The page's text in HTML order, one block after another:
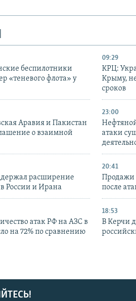
беспилотники
«теневого флота» у
09:29
КРЦ:
Крыму,
сроков
Аравия и Пакистан
о взаимной
23:00
атаки
расширение
России и Ирана
20:41
Продажи
после
атак РФ на АЗС в
на 72% по сравнению
18:53
В Керчи